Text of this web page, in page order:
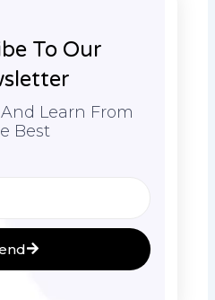
To Our
Learn From
Best